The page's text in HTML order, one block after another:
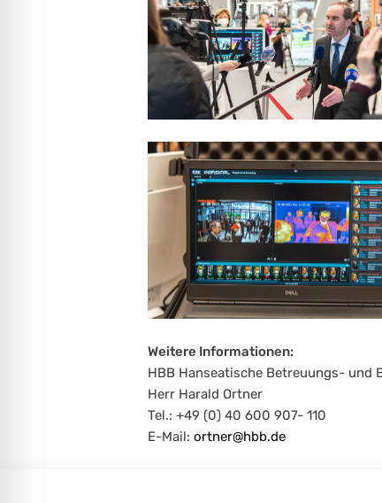
Weitere Informationen:
HBB Hanseatische Betreuungs- und
Herr Harald Ortner
Tel.: +49 (0) 40 600 907- 110
E-Mail:ortner@hbb.de